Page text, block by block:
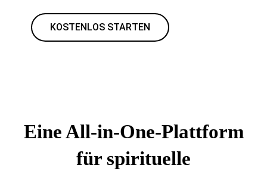
KOSTENLOS STARTEN
Eine All-in-One-Plattform
für spirituelle